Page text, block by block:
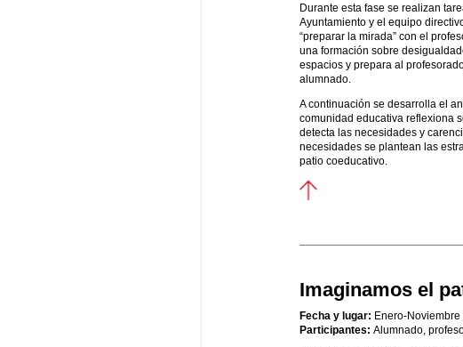
Durante esta fase se realizan
Ayuntamiento y el equipo
“preparar la mirada” con el
una formación sobre
espacios y prepara al
alumnado.
A continuación se desarrolla el
comunidad educativa reflexiona
detecta las necesidades y
necesidades se plantean las
patio coeducativo.
Imaginamos el
Fecha y lugar: Enero-
Participantes: Alumnado,